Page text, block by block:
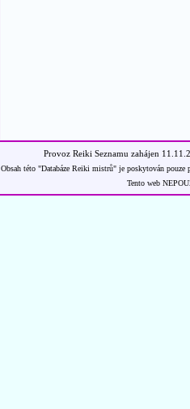
Provoz Reiki Seznamu zahájen
Obsah této "Databáze Reiki mistrů" je poskytován
Tento web